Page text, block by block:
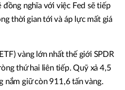
nghĩa với việc Fed sẽ tiếp
thời gian tới và áp lực mất giá
vàng lớn nhất thế giới SPDR
thứ hai liên tiếp. Quỹ xả 4,5
nắm giữ còn 911,6 tấn vàng.